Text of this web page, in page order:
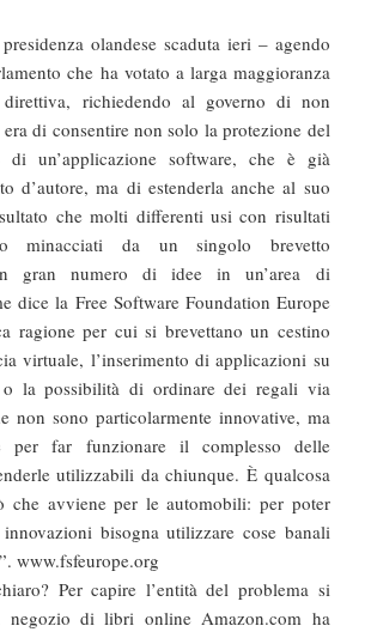
olandese scaduta ieri – agendo
che ha votato a larga maggioranza
richiedendo al governo di non
di consentire non solo la protezione del
di un’applicazione software, che è già
d’autore, ma di estenderla anche al suo
che molti differenti usi con risultati
minacciati da un singolo brevetto
gran numero di idee in un’area di
dice la Free Software Foundation Europe
ragione per cui si brevettano un cestino
virtuale, l’inserimento di applicazioni su
la possibilità di ordinare dei regali via
non sono particolarmente innovative, ma
per far funzionare il complesso delle
utilizzabili da chiunque. È qualcosa
che avviene per le automobili: per poter
bisogna utilizzare cose banali
www.fsfeurope.org
Per capire l’entità del problema si
negozio di libri online Amazon.com ha